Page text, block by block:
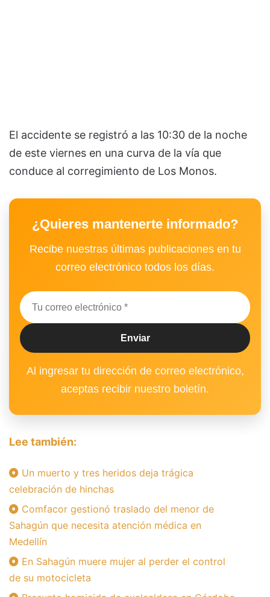
El accidente se registró a las 10:30 de la noche
de este viernes en una curva de la vía que
conduce al corregimiento de Los Monos.
¿Quieres mantenerte informado?
Recibe nuestras últimas publicaciones en tu
correo electrónico todos los días.
Al ingresar tu dirección de correo electrónico,
aceptas recibir nuestro boletín.
Lee también:
Un muerto y tres heridos deja trágica
celebración de hinchas
Comfacor gestionó traslado del menor de
Sahagún que necesita atención médica en
Medellín
En Sahagún muere mujer al perder el control
de su motocicleta